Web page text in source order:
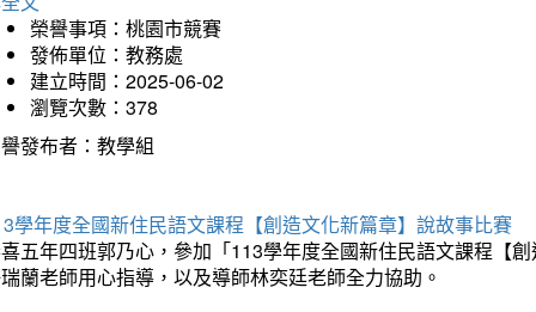
榮譽事項：桃園市競賽
發佈單位：教務處
建立時間：2025-06-02
瀏覽次數：378
發布者：教學組
學年度全國新住民語文課程【創造文化新篇章】說故事比賽
五年四班郭乃心，參加「113學年度全國新住民語文課程【
蘭老師用心指導，以及導師林奕廷老師全力協助。